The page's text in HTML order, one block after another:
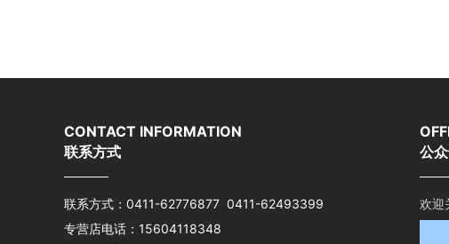
利用防晒玻璃制作成的家具上搁放
轻放，不能够用力撞击，接下来我
CONTACT INFORMATION
联系方式
联系方式： 0411-62776877 0411-62493399
专营店电话： 15604118348
公
欢迎